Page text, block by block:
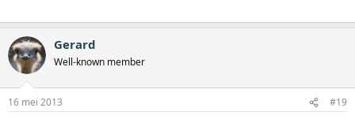
Gerard
Well-known member
16 mei 2013 #19